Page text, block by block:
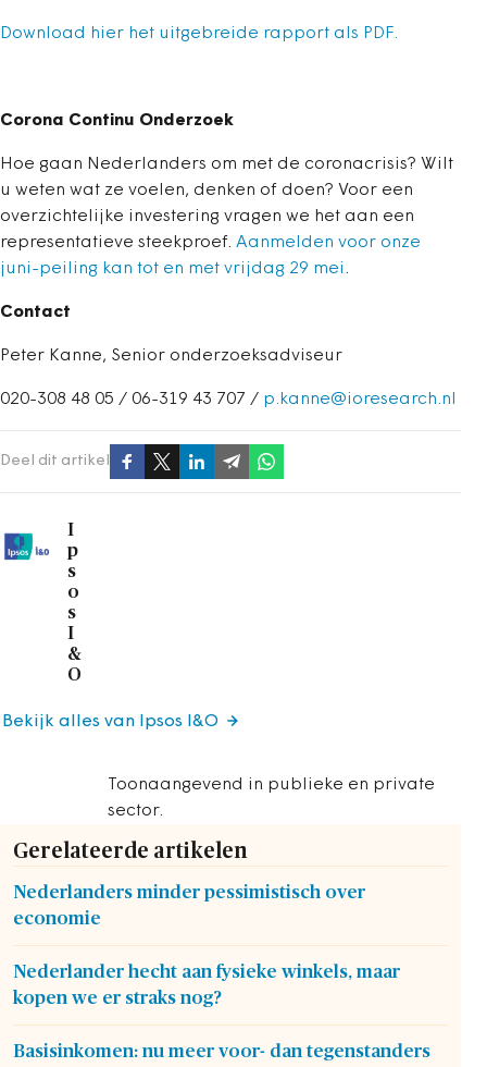
Download hier het uitgebreide rapport als PDF.
Corona Continu Onderzoek
Hoe gaan Nederlanders om met de coronacrisis? Wilt
u weten wat ze voelen, denken of doen? Voor een
overzichtelijke investering vragen we het aan een
representatieve steekproef. Aanmelden voor onze
juni-peiling kan tot en met vrijdag 29 mei.
Contact
Peter Kanne, Senior onderzoeksadviseur
020-308 48 05 / 06-319 43 707 / p.kanne@ioresearch.nl
Deel dit artikel
I
p
s
o
s
I
&
O
Toonaangevend in publieke en private
sector.
Bekijk alles van Ipsos I&O
Gerelateerde artikelen
Nederlanders minder pessimistisch over
economie
Nederlander hecht aan fysieke winkels, maar
kopen we er straks nog?
Basisinkomen: nu meer voor- dan tegenstanders